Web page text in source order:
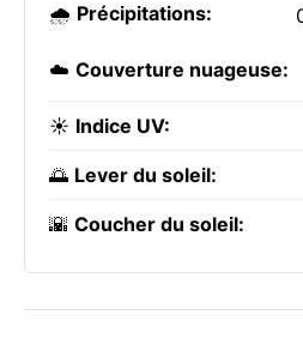
🌧️ Précipitations:
☁️ Couverture nuageuse:
☀️ Indice UV:
🌅 Lever du soleil:
🌇 Coucher du soleil: